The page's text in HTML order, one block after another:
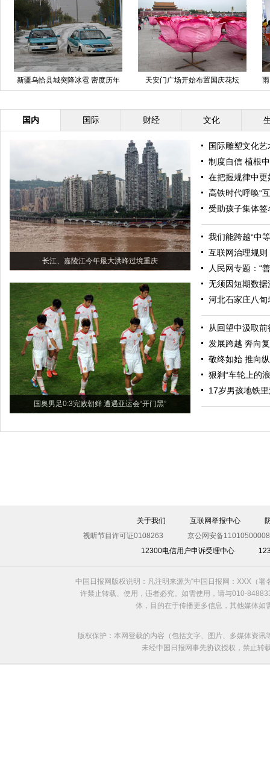
新疆乌恰县城突降冰雹 密度历年
罕见
天安门广场开始布置国庆花坛
国内 国际 财经 文化
长江、嘉陵江今年最大洪峰过境重庆
国奥男足0:3完败朝鲜 遭遇亚运会“开门黑”
国际雕塑文化
制度自信 植根
在把握规律中
高铁时代呼唤“
受助孩子集体签
我们能跨越“中
互联网治理规
人民网专题：“
无须因短期数
河北石家庄八
从回望中汲取前
发展跨越 奔向
敬终如始 推向
狠刹“车轮上的
17岁男孩地铁
关于我们 互联网举报中心
视听节目许可证0108263
京公网安备
12300电信用户申诉受理中心
中国日报网版权说明：凡注明来源为“中国日报网：XXX（
许禁止转载、使用，违者必究。如需使用，请与010-
体，目的在于传播更多信息，其他媒体
版权保护：本网登载的内容（包括文字、图片、多媒体资
未经中国日报网事先协议授权，禁止转